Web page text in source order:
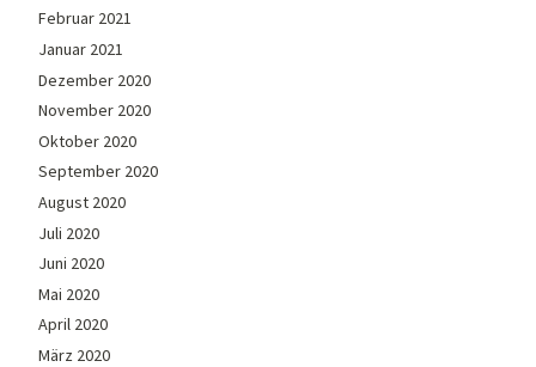
Februar 2021
Januar 2021
Dezember 2020
November 2020
Oktober 2020
September 2020
August 2020
Juli 2020
Juni 2020
Mai 2020
April 2020
März 2020